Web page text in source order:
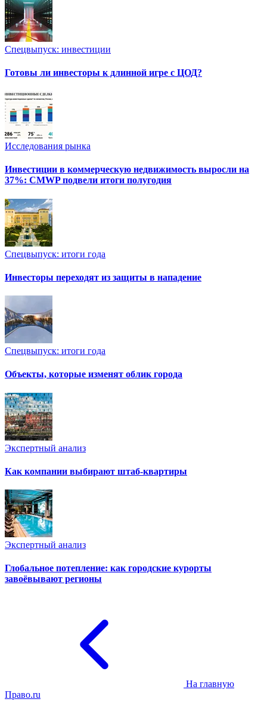
Спецвыпуск: инвестиции
Готовы ли инвесторы к длинной игре с ЦОД?
Исследования рынка
Инвестиции в коммерческую недвижимость выросли на
37%: CMWP подвели итоги полугодия
Спецвыпуск: итоги года
Инвесторы переходят из защиты в нападение
Спецвыпуск: итоги года
Объекты, которые изменят облик города
Экспертный анализ
Как компании выбирают штаб-квартиры
Экспертный анализ
Глобальное потепление: как городские курорты
завоёвывают регионы
На главную
Право.ru